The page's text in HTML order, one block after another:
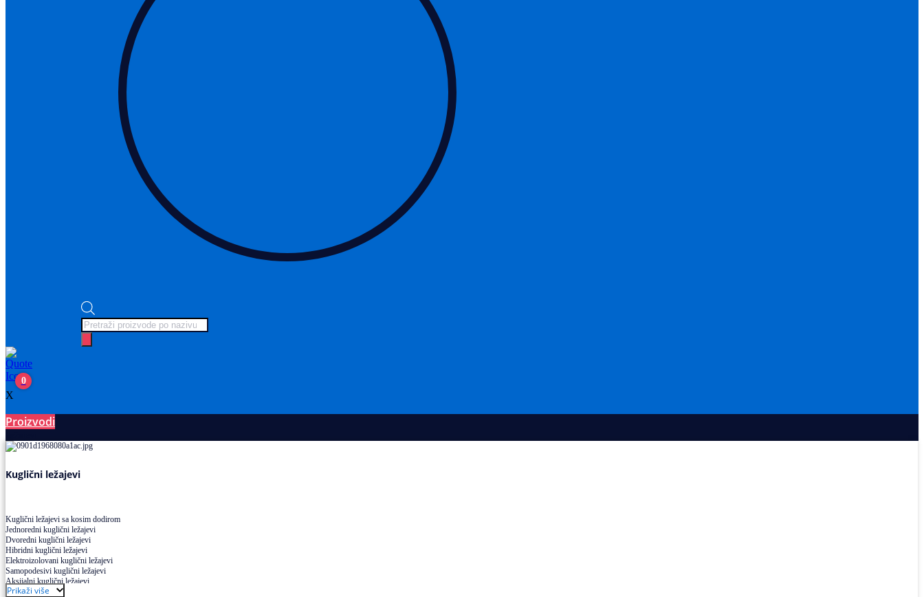
Products
search
0
X
Proizvodi
Kuglični ležajevi
Kuglični ležajevi sa kosim dodirom
Jednoredni kuglični ležajevi
Dvoredni kuglični ležajevi
Hibridni kuglični ležajevi
Elektroizolovani kuglični ležajevi
Samopodesivi kuglični ležajevi
Aksijalni kuglični ležajevi
Kuglični ležajevi od nerđajućeg čelika
Prikaži više